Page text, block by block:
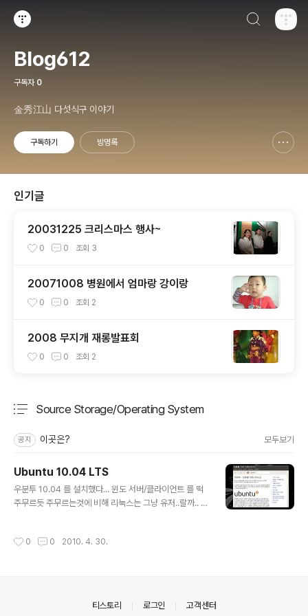
Blog612
구독자 0
金秀江山 다섯식구 이야기
구독하기 방명록
인기글
20031225 크리스마스 행사~
0 0 조회 3
20071008 병원에서 엄마랑 강이랑
0 0 조회 2
2008 무지개 재롱발표회
0 0 조회 2
Source Storage/Operating System
공지 이곳은? 모두보기
Ubuntu 10.04 LTS
우분투 10.04 를 설치했다... 윈도 서버/클라이언트 를 떡
주무르듯 주무르는것에 비해 리눅스는 그냥 유저..랄까.. 그
이번에 새로 공개된 정식버전 우분투... 테마가 좀 바뀌었는
는 사용자에 대한 배려가 느껴지는거지.. 뭐 맥이야 걍 설치
하면 다 잡혀있다..수준이니... 처음으로 설치하자마자 컴피
0 0 2010. 4. 30.
티스토리 로그인 고객센터